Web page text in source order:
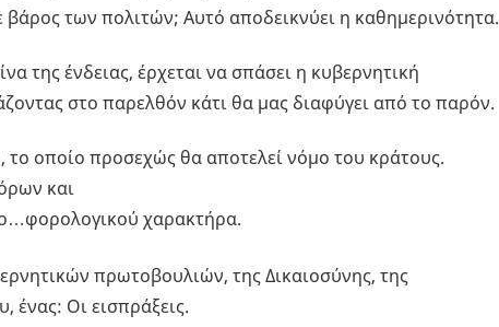
βάρος των πολιτών; Αυτό αποδεικνύει η καθημερινότητα.
της ένδειας, έρχεται να σπάσει η κυβερνητική
στο παρελθόν κάτι θα μας διαφύγει από το παρόν.
το οποίο προσεχώς θα αποτελεί νόμο του κράτους.
και
χαρακτήρα.
πρωτοβουλιών, της Δικαιοσύνης, της
ένας: Οι εισπράξεις.